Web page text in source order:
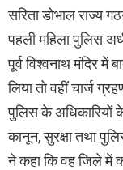
सरिता डोभाल राज्य
पहली महिला पुलिस
पूर्व विश्वनाथ मंदिर में
लिया तो वहीं चार्ज
पुलिस के अधिकारियों
कानून, सुरक्षा तथा
ने कहा कि वह जिले में